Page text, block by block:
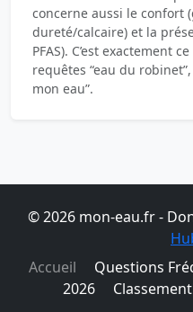
concerne aussi le confort
dureté/calcaire) et la
PFAS). C’est exactement
requêtes “eau du robinet”,
mon eau”.
© 2026 mon-eau.fr -
Accueil
Questions
2026